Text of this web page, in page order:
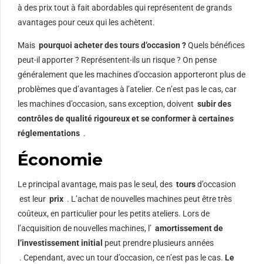
à des prix tout à fait abordables qui représentent de grands
avantages pour ceux qui les achètent.
Mais pourquoi acheter des tours d’occasion ?Quels bénéfices
peut-il apporter ? Représentent-ils un risque ? On pense
généralement que les machines d’occasion apporteront plus de
problèmes que d’avantages à l’atelier. Ce n’est pas le cas, car
les machines d’occasion, sans exception, doivent subir des
contrôles de qualité rigoureux et se conformer à certaines
réglementations .
Économie
Le principal avantage, mais pas le seul, des toursd’occasion
est leur prix . L’achat de nouvelles machines peut être très
coûteux, en particulier pour les petits ateliers. Lors de
l’acquisition de nouvelles machines, l’ amortissement de
l’investissement initial peut prendre plusieurs années
. Cependant, avec un tour d’occasion, ce n’est pas le cas. Le